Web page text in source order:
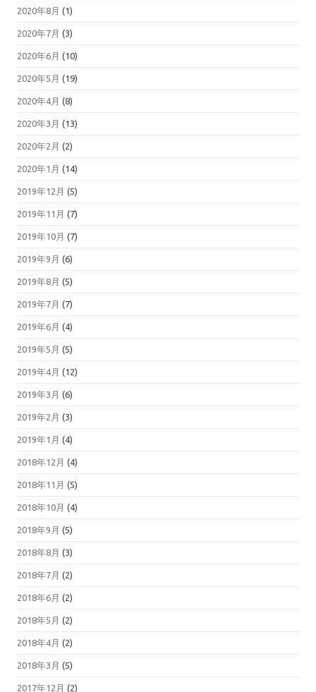
2020年8月 (1)
2020年7月 (3)
2020年6月 (10)
2020年5月 (19)
2020年4月 (8)
2020年3月 (13)
2020年2月 (2)
2020年1月 (14)
2019年12月 (5)
2019年11月 (7)
2019年10月 (7)
2019年9月 (6)
2019年8月 (5)
2019年7月 (7)
2019年6月 (4)
2019年5月 (5)
2019年4月 (12)
2019年3月 (6)
2019年2月 (3)
2019年1月 (4)
2018年12月 (4)
2018年11月 (5)
2018年10月 (4)
2018年9月 (5)
2018年8月 (3)
2018年7月 (2)
2018年6月 (2)
2018年5月 (2)
2018年4月 (2)
2018年3月 (5)
2017年12月 (2)